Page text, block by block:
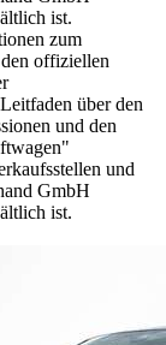
ist.
zum
offiziellen
über den
und den
und
GmbH
ist.